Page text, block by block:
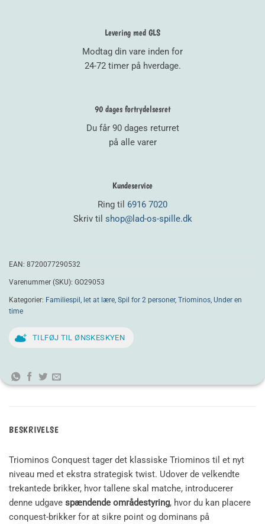
Levering med GLS
Modtag din vare inden for
24-72 timer på hverdage.
90 dages fortrydelsesret
Du får 90 dages returret
på alle varer
Kundeservice
Ring til 6916 7020
Skriv til shop@lad-os-spille.dk
EAN: 8720077290532
Varenummer (SKU): GO29053
Kategorier: Familiespil let at lære Spil for 2 personer, Triominos Under en
time
TILFØJ TIL ØNSKESKYEN
BESKRIVELSE
Triominos Conquest tager det klassiske Triominos til et nyt
niveau med et ekstra strategisk twist. Udover de velkendte
trekantede brikker, hvor tallene skal matche, introducerer
denne udgave spændende områdestyring, hvor du kan placere
conquest-brikker for at sikre point og dominans på